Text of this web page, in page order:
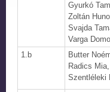
Gyurkó
Zoltán
Svajda
Varga
1.b
Butter
Radics Mia,
Szentléleki